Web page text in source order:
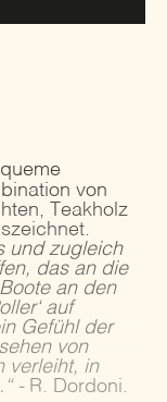
von
Teakholz
und zugleich
das an die
an den
auf
Gefühl der
von
verleiht, in
- R. Dordoni.